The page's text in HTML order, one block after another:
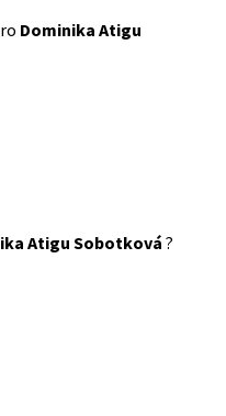
Dominika Atigu
Atigu Sobotková?